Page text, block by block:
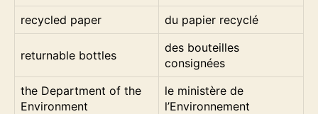
recycled paper du papier recyclé
returnable bottles
des bouteilles
consignées
the Department of the
Environment
le ministère de
l’Environnement